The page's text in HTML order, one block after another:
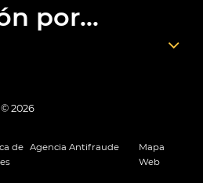
por...
© 2026
de Agencia Antifraude
Mapa
Web